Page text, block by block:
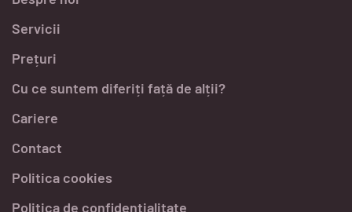
Servicii
Prețuri
Cu ce suntem diferiți față de alții?
Cariere
Contact
Politica cookies
Politica de confidentialitate